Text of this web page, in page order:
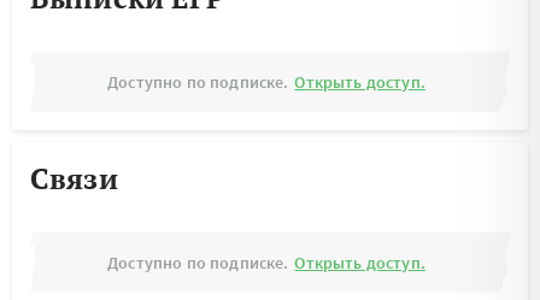
Доступно по подписке. Открыть доступ.
Связи
Доступно по подписке. Открыть доступ.